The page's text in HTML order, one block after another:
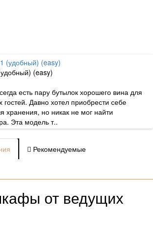
(easy)
есть пару бутылок хорошего вина для
гостей. Давно хотел приобрести себе
но никак не мог найти
Эта модель т..
Рекомендуемые
от ведущих